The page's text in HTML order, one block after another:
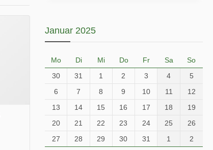
Januar 2025
Mo Di Mi Do Fr Sa
So
30
31 1 2 3 4
5
6
7 8 9 10 11
12
13
14 15 16 17 18
19
20
21 22 23 24 25
26
27
28 29 30 31 1 2